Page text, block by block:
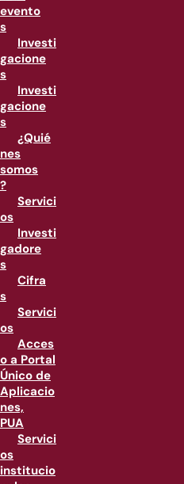
evento
s
Investi
gacione
s
Investi
gacione
s
¿Quié
nes
somos
?
Servici
os
Investi
gadore
s
Cifra
s
Servici
os
Acces
o a Portal
Único de
Aplicacio
nes,
PUA
Servici
os
institucio